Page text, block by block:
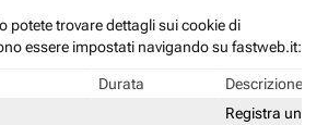
potete trovare dettagli sui cookie di
essere impostati navigando su fastweb.it:
Durata Descrizione
Registra un ID